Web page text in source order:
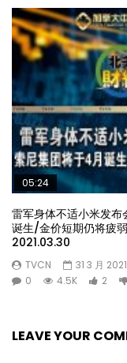
05:24
雷军身体不适小米发
诞生/金价短期仍将疲
2021.03.30
TVCN
31 3 月 2021
0
4.5K 2
LEAVE YOUR